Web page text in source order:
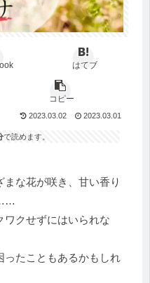
はてブ
コピー
2023.03.02 2023.03.01
で読めます。
な花が咲き、甘い香り
ワクせずにはいられな
ったこともあるかもしれ